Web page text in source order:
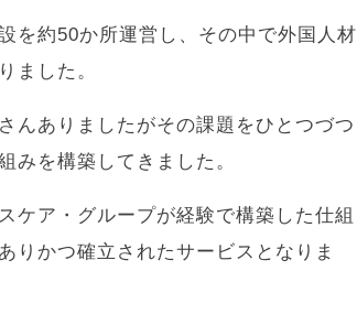
を約50か所運営し、その中で外国人材
ました。
んありましたがその課題をひとつづつ
みを構築してきました。
ケア・グループが経験で構築した仕組
りかつ確立されたサービスとなりま